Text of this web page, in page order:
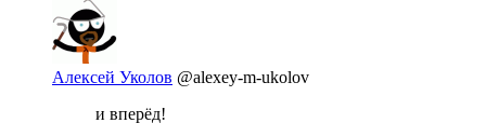
Алексей Уколов @alexey-m-ukolov
и вперёд!